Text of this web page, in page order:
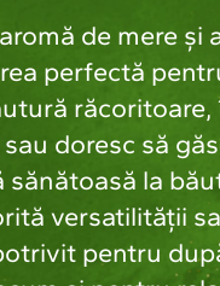
de mere și
perfectă
răcoritoare,
doresc să
sănătoasă la
versatilității
pentru